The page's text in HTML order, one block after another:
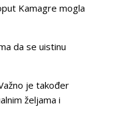
Kamagre mogla
da se uistinu
je također
željama i